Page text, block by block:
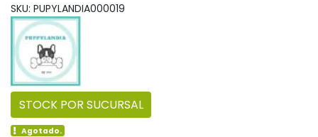
SKU: PUPYLANDIA000019
STOCK POR SUCURSAL
Agotado.